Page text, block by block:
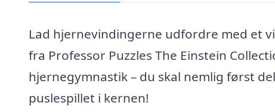
Lad hjernevindingerne udfordre med et
fra Professor Puzzles The Einstein
hjernegymnastik – du skal nemlig først
puslespillet i kernen!